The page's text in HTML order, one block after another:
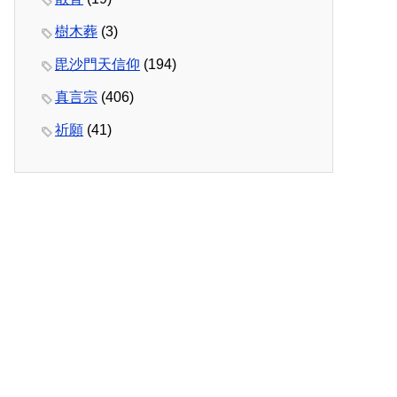
樹木葬 (3)
毘沙門天信仰 (194)
真言宗 (406)
祈願 (41)